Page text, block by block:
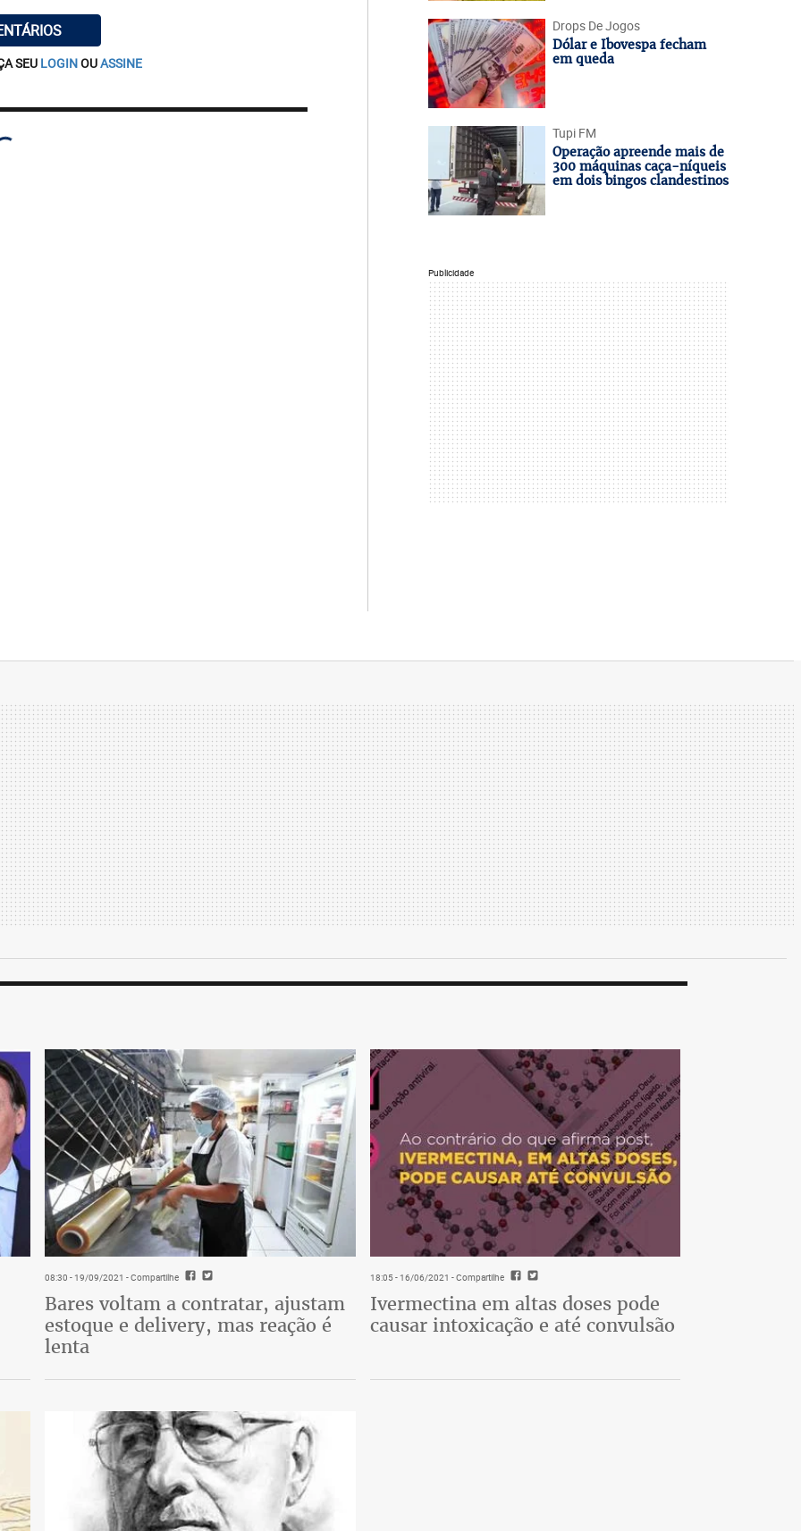
SEU LOGINOUASSINE
Drops De Jogos
Dólar e Ibovespa fecham
em queda
Tupi FM
Operação apreende mais de
300 máquinas caça-níqueis
em dois bingos clandestinos
Publicidade
08:30 - 19/09/2021 - Compartilhe
Bares voltam a contratar, ajustam
estoque e delivery, mas reação é
lenta
18:05 - 16/06/2021 - Compartilhe
Ivermectina em altas doses pode
causar intoxicação e até convulsão